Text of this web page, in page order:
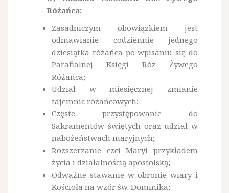
Różańca:
Zasadniczym obowiązkiem jest
odmawianie codziennie jednego
dziesiątka różańca po wpisaniu się do
Parafialnej Księgi Róż Żywego
Różańca;
Udział w miesięcznej zmianie
tajemnic różańcowych;
Częste przystępowanie do
Sakramentów świętych oraz udział w
nabożeństwach maryjnych;
Rozszerzanie czci Maryi przykładem
życia i działalnością apostolską;
Odważne stawanie w obronie wiary i
Kościoła na wzór św. Dominika;